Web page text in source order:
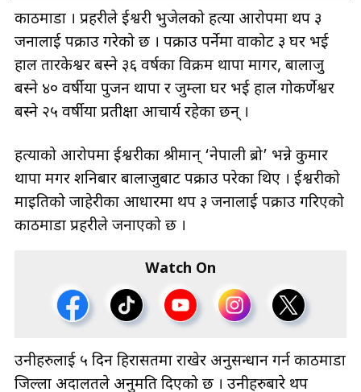
काठमाडौँ । प्रहरीले ईश्वरी भुजेलको हत्या आरोपमा थप ३
जनालाई पक्राउ गरेको छ । पक्राउ पर्नेमा वाकोट ३ घर भई
हाल तारकेश्वर बस्ने ३६ वर्षका विक्रम थापा मागर, बालाजु
बस्ने ४० वर्षीया पुजन थापा र जुम्ला घर भई हाल गोकर्णेश्वर
बस्ने २५ वर्षीया प्रतीक्षा आचार्य रहेका छन् ।
हत्याको आरोपमा ईश्वरीका श्रीमान् ‘नेपाली ब्रो’ भन्ने कुमार
थापा मगर शनिबार बालाजुबाट पक्राउ परेका थिए । ईश्वरीको
माइतिको जाहेरीका आधारमा थप ३ जनालाई पक्राउ गरिएको
काठमाडौँ प्रहरीले जनाएको छ ।
Watch On
उनीहरुलाई ५ दिन हिरासतमा राखेर अनुसन्धान गर्न काठमाडौँ
जिल्ला अदालतले अनुमति दिएको छ । उनीहरुबारे थप